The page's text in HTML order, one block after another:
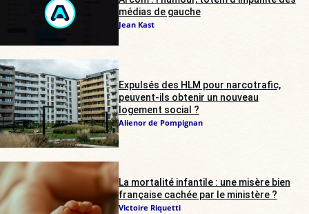
médias de gauche
Jean Kast
Expulsés des HLM pour narcotrafic,
peuvent-ils obtenir un nouveau
logement social ?
Alienor de Pompignan
La mortalité infantile : une misère bien
française cachée par le ministère ?
Victoire Riquetti